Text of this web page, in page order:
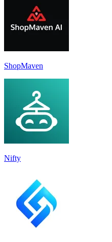
ShopMaven
Nifty